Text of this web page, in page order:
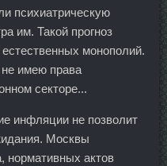
психиатрическую
им. Такой прогноз
монополий.
не имею права
секторе...
инфляции не позволит
Москвы
нормативных актов